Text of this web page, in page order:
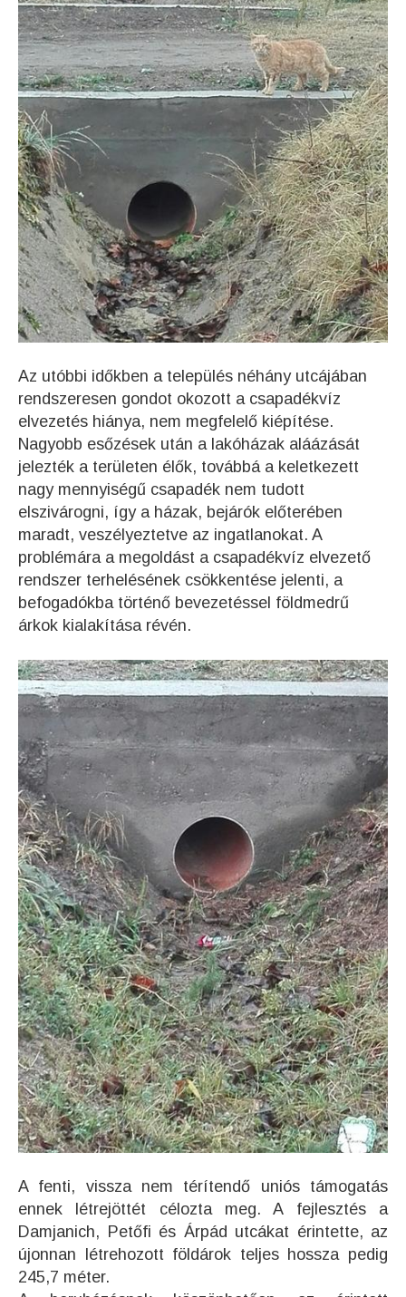
Az utóbbi időkben a település néhány utcájában
rendszeresen gondot okozott a csapadékvíz
elvezetés hiánya, nem megfelelő kiépítése.
Nagyobb esőzések után a lakóházak aláázását
jelezték a területen élők, továbbá a keletkezett
nagy mennyiségű csapadék nem tudott
elszivárogni, így a házak, bejárók előterében
maradt, veszélyeztetve az ingatlanokat. A
problémára a megoldást a csapadékvíz elvezető
rendszer terhelésének csökkentése jelenti, a
befogadókba történő bevezetéssel földmedrű
árkok kialakítása révén.
A fenti, vissza nem térítendő uniós támogatás
ennek létrejöttét célozta meg. A fejlesztés a
Damjanich, Petőfi és Árpád utcákat érintette, az
újonnan létrehozott földárok teljes hossza pedig
245,7 méter.